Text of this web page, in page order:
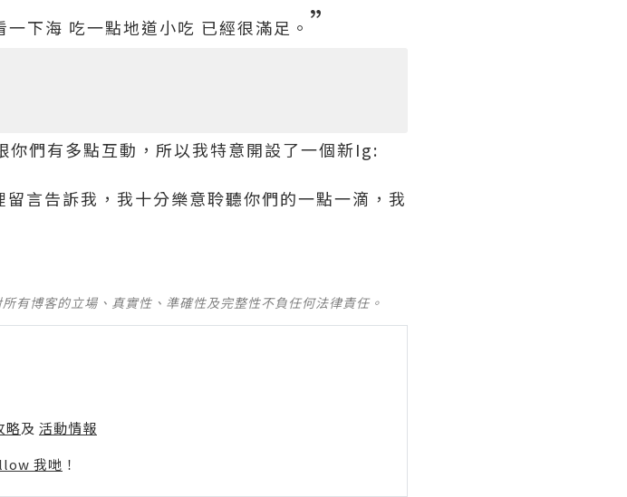
下海 吃一點地道小吃 已經很滿足。 ”
你們有多點互動，所以我特意開設了一個新Ig:
留言告訴我，我十分樂意聆聽你們的一點一滴，我
有博客的立場、真實性、準確性及完整性不負任何法律責任。
略及 活動情報
我哋 ！